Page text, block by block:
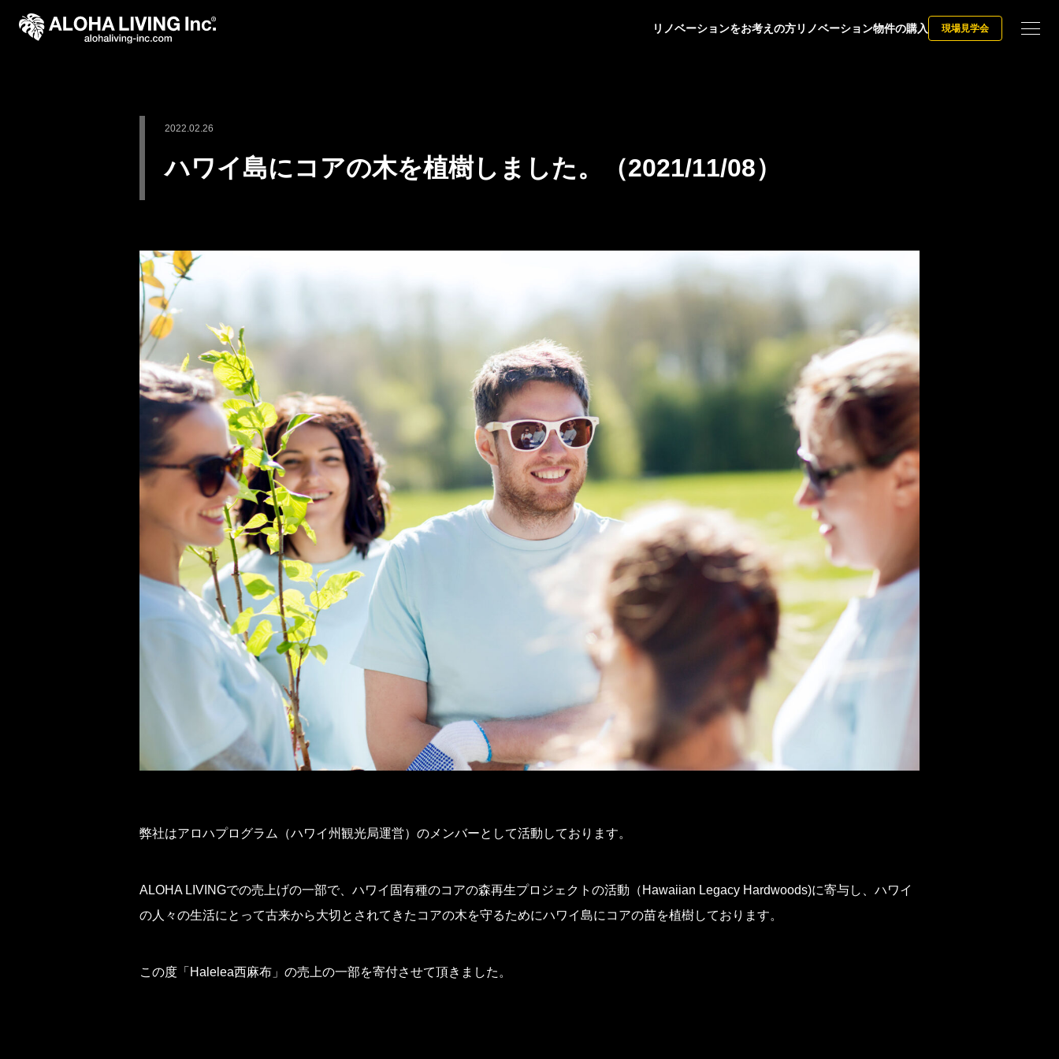
リノベーションをお考えの方リノベーション物件の購入 現場見学会
2022.02.26
ハワイ島にコアの木を植樹しました。（2021/11/08）
弊社はアロハプログラム（ハワイ州観光局運営）のメンバーとして活動しております。
ALOHA LIVINGでの売上げの一部で、ハワイ固有種のコアの森再生プロジェクトの活動（Hawaiian Legacy Hardwoods)に寄与し、ハワイ
の人々の生活にとって古来から大切とされてきたコアの木を守るためにハワイ島にコアの苗を植樹しております。
この度「Halelea西麻布」の売上の一部を寄付させて頂きました。